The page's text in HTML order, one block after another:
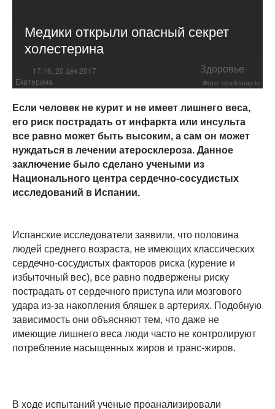
Медики открыли опасный секрет
холестерина
17:16, 20 дек 2017 Здоровье
Екатерина Фото: stocksnap.io
Если человек не курит и не имеет лишнего веса,
его риск пострадать от инфаркта или инсульта
все равно может быть высоким, а сам он может
нуждаться в лечении атеросклероза. Данное
заключение было сделано учеными из
Национального центра сердечно-сосудистых
исследований в Испании.
Испанские исследователи заявили, что половина
людей среднего возраста, не имеющих классических
сердечно-сосудистых факторов риска (курение и
избыточный вес), все равно подвержены риску
пострадать от сердечного приступа или мозгового
удара из-за накопления бляшек в артериях. Подобную
зависимость они объясняют тем, что даже не
имеющие лишнего веса люди часто не контролируют
потребление насыщенных жиров и транс-жиров.
В ходе испытаний ученые проанализировали